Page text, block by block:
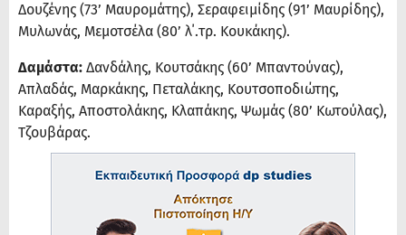
Δουζένης (73’ Μαυρομάτης), Σεραφειμίδης (91’ Μαυρίδης),
Μυλωνάς, Μεμοτσέλα (80’ λ΄.τρ. Κουκάκης).
Δαμάστα: Δανδάλης, Κουτσάκης (60’ Μπαντούνας),
Απλαδάς, Μαρκάκης, Πεταλάκης, Κουτσοποδιώτης,
Καραξής, Αποστολάκης, Κλαπάκης, Ψωμάς (80’ Κωτούλας),
Τζουβάρας.